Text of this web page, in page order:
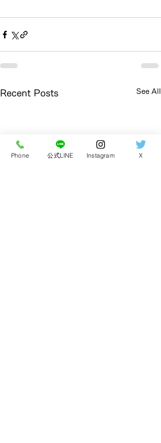
Recent Posts See All
Phone 公式LINE Instagram X